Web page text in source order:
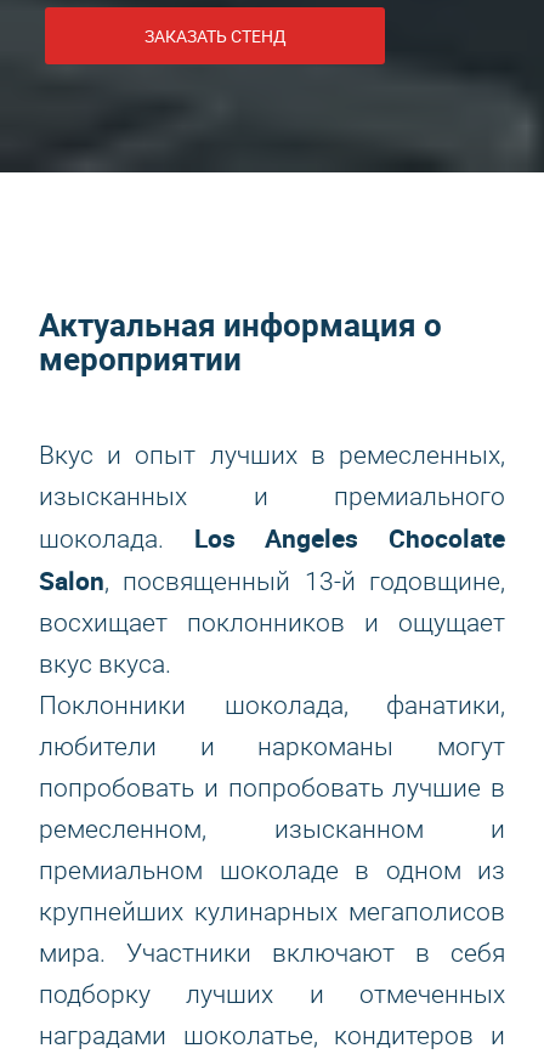
ЗАКАЗАТЬ СТЕНД
Актуальная информация о
мероприятии
Вкус и опыт лучших в ремесленных,
изысканных и премиального
шоколада. Los Angeles Chocolate
Salon, посвященный 13-й годовщине,
восхищает поклонников и ощущает
вкус вкуса.
Поклонники шоколада, фанатики,
любители и наркоманы могут
попробовать и попробовать лучшие в
ремесленном, изысканном и
премиальном шоколаде в одном из
крупнейших кулинарных мегаполисов
мира. Участники включают в себя
подборку лучших и отмеченных
наградами шоколатье, кондитеров и